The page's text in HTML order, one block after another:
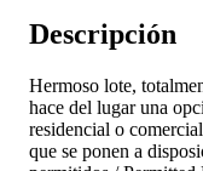
Descripción
Hermoso lote,
hace del lugar una
residencial o
que se ponen a